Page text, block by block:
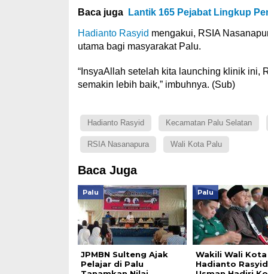
Baca juga Lantik 165 Pejabat Lingkup
Hadianto Rasyid mengakui, RSIA
utama bagi masyarakat Palu.
“InsyaAllah setelah kita launching klinik ini,
semakin lebih baik,” imbuhnya. (Sub)
Hadianto Rasyid Kecamatan Palu Selatan
RSIA Nasanapura Wali Kota Palu
Baca Juga
Palu
JPMBN Sulteng Ajak
Pelajar di Palu
Palu
Wakili Wali Kota
Hadianto